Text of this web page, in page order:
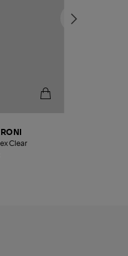
Clear